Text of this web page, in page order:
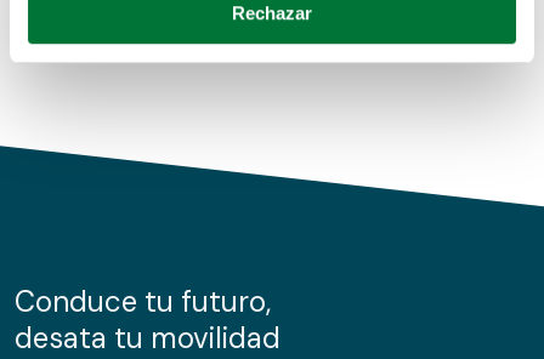
Obtenga más información sobre cómo se procesan sus
de cookies.
información sobre el uso que haga del sitio web con
nuestros partners de redes sociales, publicidad y análisis
Rechazar
Conduce tu futuro,
desata tu movilidad